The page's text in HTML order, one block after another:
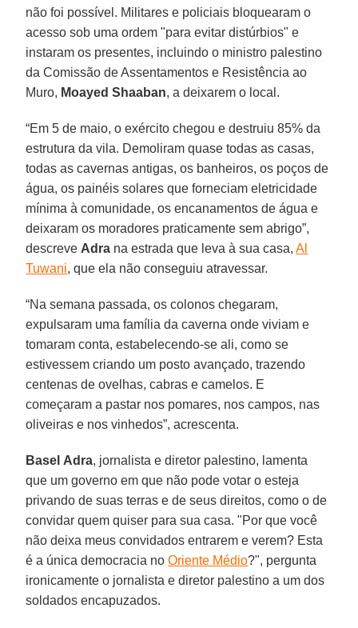
não foi possível. Militares e policiais bloquearam o
acesso sob uma ordem "para evitar distúrbios" e
instaram os presentes, incluindo o ministro palestino
da Comissão de Assentamentos e Resistência ao
Muro, Moayed Shaaban, a deixarem o local.
“Em 5 de maio, o exército chegou e destruiu 85% da
estrutura da vila. Demoliram quase todas as casas,
todas as cavernas antigas, os banheiros, os poços de
água, os painéis solares que forneciam eletricidade
mínima à comunidade, os encanamentos de água e
deixaram os moradores praticamente sem abrigo”,
descreve Adra na estrada que leva à sua casa,Al
Tuwani, que ela não conseguiu atravessar.
“Na semana passada, os colonos chegaram,
expulsaram uma família da caverna onde viviam e
tomaram conta, estabelecendo-se ali, como se
estivessem criando um posto avançado, trazendo
centenas de ovelhas, cabras e camelos. E
começaram a pastar nos pomares, nos campos, nas
oliveiras e nos vinhedos”, acrescenta.
Basel Adra, jornalista e diretor palestino, lamenta
que um governo em que não pode votar o esteja
privando de suas terras e de seus direitos, como o de
convidar quem quiser para sua casa. "Por que você
não deixa meus convidados entrarem e verem? Esta
é a única democracia noOriente Médio?", pergunta
ironicamente o jornalista e diretor palestino a um dos
soldados encapuzados.